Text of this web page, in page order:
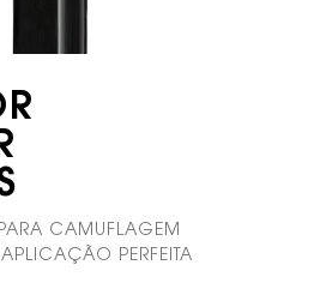
CAMUFLAGEM
PERFEITA​